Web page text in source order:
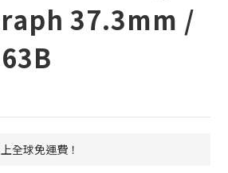
37.3mm /
全球免運費！